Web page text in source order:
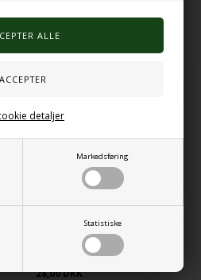
Markedsføring
Statistiske
detaljer
produkter
Stencil - jule motiver
28,00 DKK